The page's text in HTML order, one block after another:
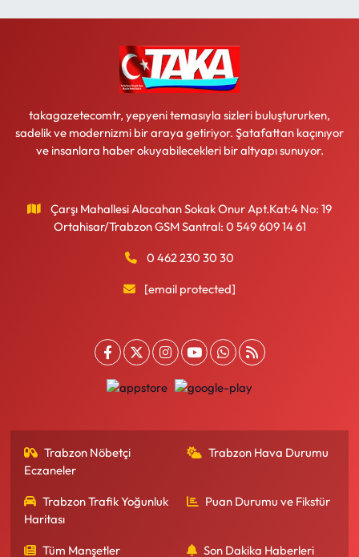
takagazetecomtr, yepyeni temasıyla sizleri buluştururken,
sadelik ve modernizmi bir araya getiriyor. Şatafattan kaçınıyor
ve insanlara haber okuyabilecekleri bir altyapı sunuyor.
Çarşı Mahallesi Alacahan Sokak Onur Apt.Kat:4 No: 19
Ortahisar/Trabzon GSM Santral: 0 549 609 14 61
0 462 230 30 30
[email protected]
Trabzon Nöbetçi
Eczaneler
Trabzon Hava Durumu
Trabzon Trafik Yoğunluk
Haritası
Puan Durumu ve Fikstür
Tüm Manşetler Son Dakika Haberleri